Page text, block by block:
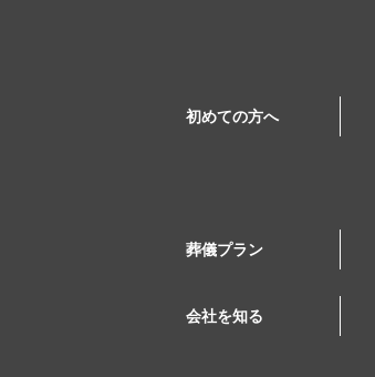
初めての方へ
葬儀プラン
会社を知る